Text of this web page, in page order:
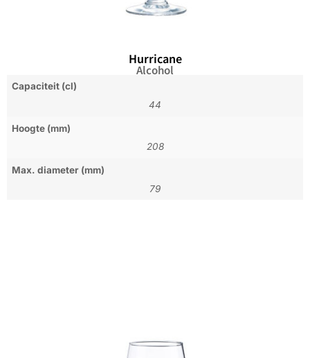
Hurricane
Alcohol
Capaciteit (cl)
44
Hoogte (mm)
208
Max. diameter (mm)
79